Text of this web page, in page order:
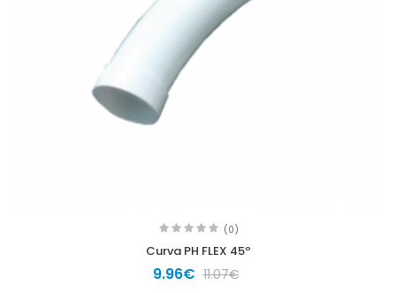
(0)
Curva PH FLEX 45º
9.96€ 11.07€